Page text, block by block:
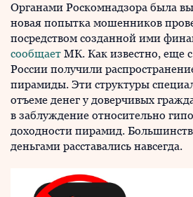
Органами Роскомнадзора была
новая попытка мошенников
посредством созданной ими
сообщает МК. Как известно, еще с
России получили
пирамиды. Эти структуры
отъеме денег у доверчивых
в заблуждение относительно
доходности пирамид.
деньгами расставались навсегда.